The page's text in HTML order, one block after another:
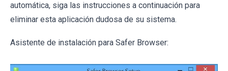
automática, siga las instrucciones a continuación para
eliminar esta aplicación dudosa de su sistema.
Asistente de instalación para Safer Browser: